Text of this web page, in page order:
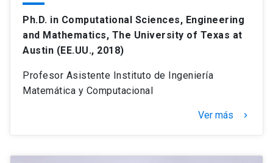
Ph.D. in Computational Sciences, Engineering
and Mathematics, The University of Texas at
Austin (EE.UU., 2018)
Profesor Asistente Instituto de Ingeniería
Matemática y Computacional
Ver más keyboard_arrow_right